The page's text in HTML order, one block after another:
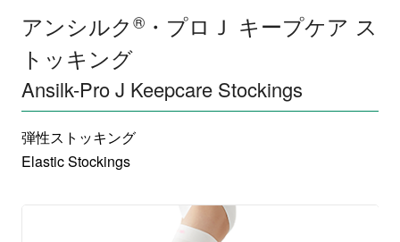
アンシルク®・プロＪ キープケア ス
トッキング
Ansilk-Pro J Keepcare Stockings
弾性ストッキング
Elastic Stockings